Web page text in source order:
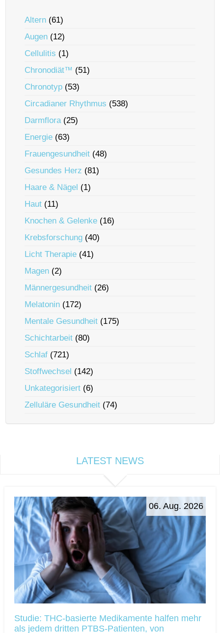
Altern (61)
Augen (12)
Cellulitis (1)
Chronodiät™ (51)
Chronotyp (53)
Circadianer Rhythmus (538)
Darmflora(25)
Energie (63)
Frauengesundheit (48)
Gesundes Herz (81)
Haare & Nägel (1)
Haut (11)
Knochen & Gelenke (16)
Krebsforschung (40)
Licht Therapie (41)
Magen (2)
Männergesundheit (26)
Melatonin (172)
Mentale Gesundheit (175)
Schichtarbeit (80)
Schlaf (721)
Stoffwechsel (142)
Unkategorisiert (6)
Zelluläre Gesundheit (74)
LATEST NEWS
06. Aug. 2026
Studie: THC-basierte Medikamente halfen mehr
als jedem dritten PTBS-Patienten, von